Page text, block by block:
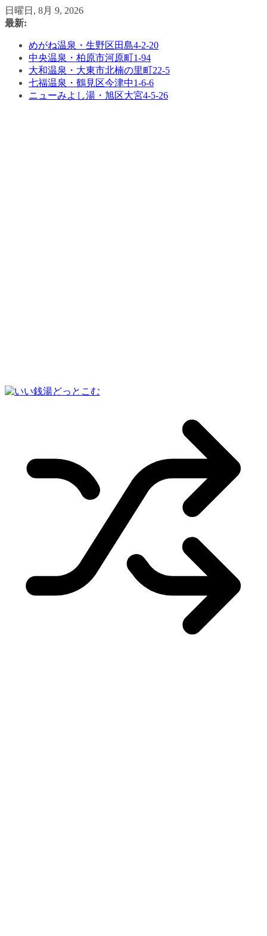
コ
ン
日曜日, 8月 9, 2026
最新:
めがね温泉・生野区田島4-2-20
中央温泉・柏原市河原町1-94
大和温泉・大東市北楠の里町22-5
七福温泉・鶴見区今津中1-6-6
ニューみよし湯・旭区大宮4-5-26